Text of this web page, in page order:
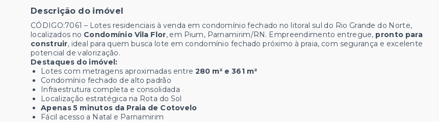
Descrição do imóvel
CÓDIGO:7061 – Lotes residenciais à venda em condomínio fechado no litoral sul do Rio Grande do Norte,
localizados no Condomínio Vila Flor, em Pium, Parnamirim/RN. Empreendimento entregue, pronto para
construir, ideal para quem busca lote em condomínio fechado próximo à praia, com segurança e excelente
potencial de valorização.
Destaques do imóvel:
Lotes com metragens aproximadas entre 280 m² e 361 m²
Condomínio fechado de alto padrão
Infraestrutura completa e consolidada
Localização estratégica na Rota do Sol
Apenas 5 minutos da Praia de Cotovelo
Fácil acesso a Natal e Parnamirim